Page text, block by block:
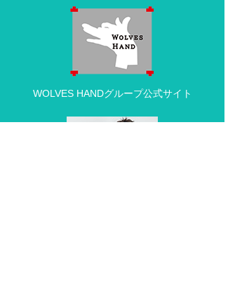
WOLVES HANDグループ公式サイト